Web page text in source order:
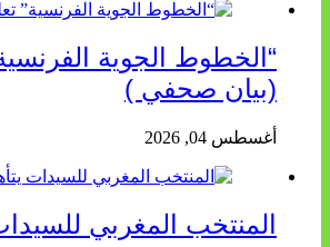
(بيان صحفي )
أغسطس 04, 2026
المنتخب المغربي